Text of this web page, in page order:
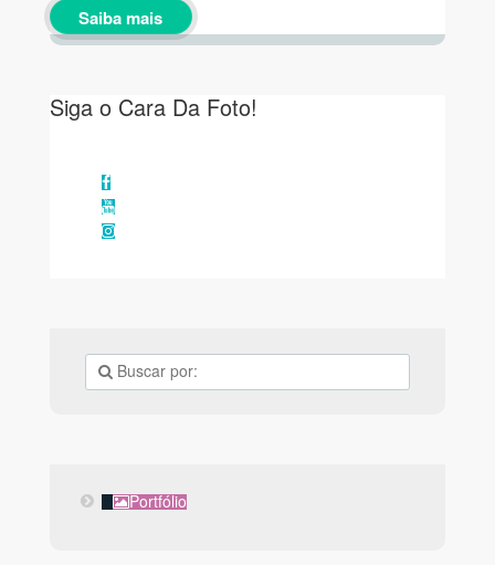
Saiba mais
Siga o Cara Da Foto!
Facebook
YouTube
Instagram
PortfólioPortfólio